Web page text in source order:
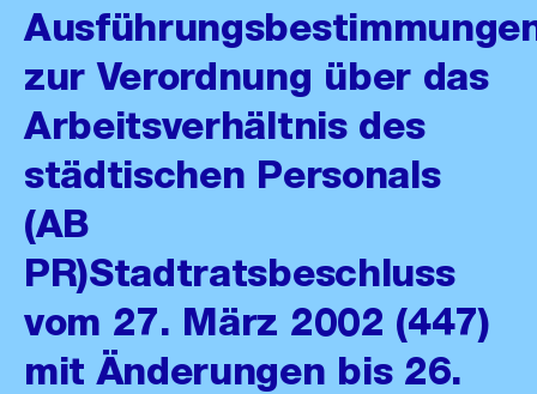
zur Verordnung über das
Arbeitsverhältnis des
städtischen Personals
(AB
PR)Stadtratsbeschluss
vom 27. März 2002 (447)
mit Änderungen bis 26.